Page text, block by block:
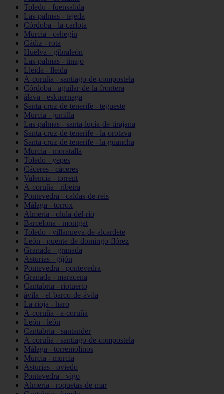
Toledo - fuensalida
Las-palmas - tejeda
Córdoba - la-carlota
Murcia - cehegín
Cádiz - rota
Huelva - gibraleón
Las-palmas - tinajo
Lleida - lleida
A-coruña - santiago-de-compostela
Córdoba - aguilar-de-la-frontera
álava - eskuernaga
Santa-cruz-de-tenerife - tegueste
Murcia - jumilla
Las-palmas - santa-lucía-de-tirajana
Santa-cruz-de-tenerife - la-orotava
Santa-cruz-de-tenerife - la-guancha
Murcia - moratalla
Toledo - yepes
Cáceres - cáceres
Valencia - torrent
A-coruña - ribeira
Pontevedra - caldas-de-reis
Málaga - torrox
Almería - olula-del-río
Barcelona - montgat
Toledo - villanueva-de-alcardete
León - puente-de-domingo-flórez
Granada - granada
Asturias - gijón
Pontevedra - pontevedra
Granada - maracena
Cantabria - riotuerto
ávila - el-barco-de-ávila
La-rioja - haro
A-coruña - a-coruña
León - león
Cantabria - santander
A-coruña - santiago-de-compostela
Málaga - torremolinos
Murcia - murcia
Asturias - oviedo
Pontevedra - vigo
Almería - roquetas-de-mar